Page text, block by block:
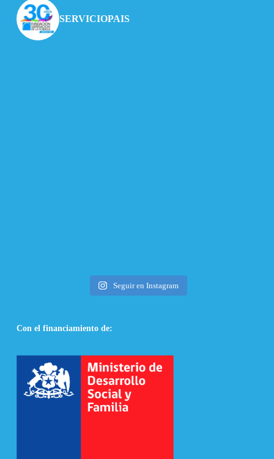
SERVICIOPAIS
Seguir en Instagram
Con el financiamiento de: